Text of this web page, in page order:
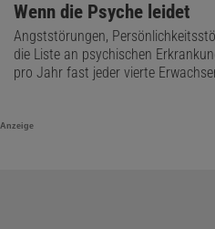
Wenn die Psyche leidet
Angststörungen,
die Liste an psychischen
pro Jahr fast jeder vierte
Anzeige